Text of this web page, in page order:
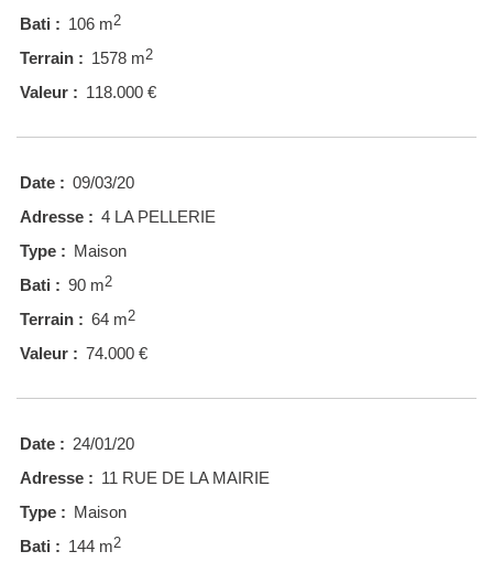
Bati : 106 m2
Terrain : 1578 m2
Valeur : 118.000 €
Date : 09/03/20
Adresse : 4 LA PELLERIE
Type : Maison
Bati : 90 m2
Terrain : 64 m2
Valeur : 74.000 €
Date : 24/01/20
Adresse : 11 RUE DE LA MAIRIE
Type : Maison
Bati : 144 m2